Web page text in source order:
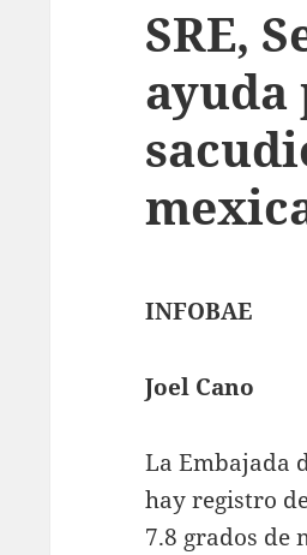
SRE,
INFOBAE
Joel Cano
La Embajada
hay registro
7.8 grados de